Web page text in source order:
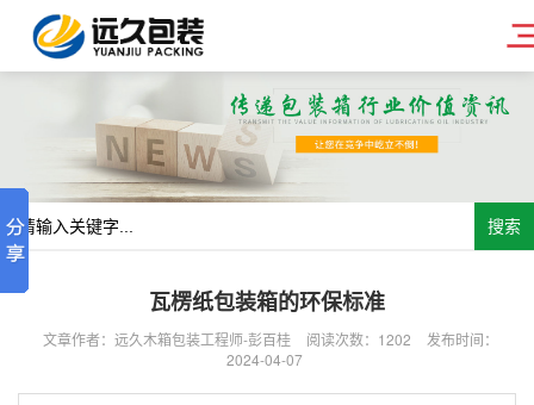
搜索
瓦楞纸包装箱的环保标准
文章作者：远久木箱包装工程师-彭百桂 阅读次数： 1202
发布时间：
2024-04-07